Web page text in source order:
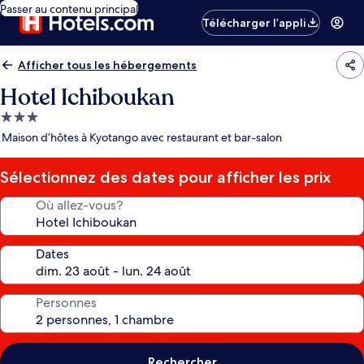
Passer au contenu principal
Télécharger l’appli
Afficher tous les hébergements
Hotel Ichiboukan
Hébergement
3.0 étoiles
Maison d’hôtes à Kyotango avec restaurant et bar-salon
Sélectionnez des dates pour afficher les prix
Où allez-vous?
Dates
Personnes